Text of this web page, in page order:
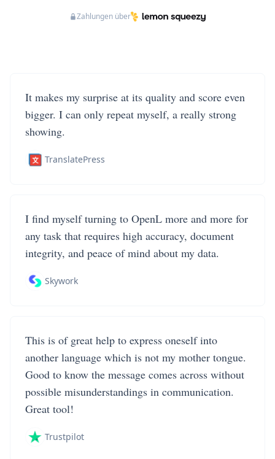
Zahlungen über
It makes my surprise at its quality and score even
bigger. I can only repeat myself, a really strong
showing.
TranslatePress
I find myself turning to OpenL more and more for
any task that requires high accuracy, document
integrity, and peace of mind about my data.
Skywork
This is of great help to express oneself into
another language which is not my mother tongue.
Good to know the message comes across without
possible misunderstandings in communication.
Great tool!
Trustpilot